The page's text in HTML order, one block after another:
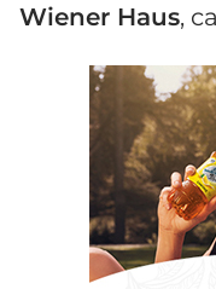
Wiener Haus,